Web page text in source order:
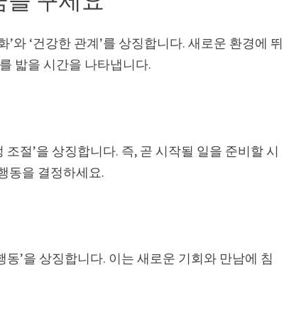
와 ‘건강한 관계’를 상징합니다. 새로운 환경에 뛰
밟을 시간을 나타냅니다.
절’을 상징합니다. 즉, 곧 시작될 일을 준비할 시
동을 결정하세요.
동’을 상징합니다. 이는 새로운 기회와 만남에 침